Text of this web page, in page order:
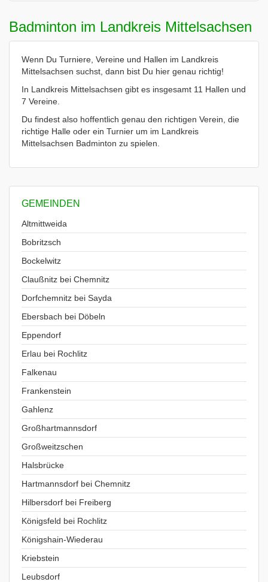
Badminton im Landkreis Mittelsachsen
Wenn Du Turniere, Vereine und Hallen im Landkreis
Mittelsachsen suchst, dann bist Du hier genau richtig!
In Landkreis Mittelsachsen gibt es insgesamt 11 Hallen und
7 Vereine.
Du findest also hoffentlich genau den richtigen Verein, die
richtige Halle oder ein Turnier um im Landkreis
Mittelsachsen Badminton zu spielen.
GEMEINDEN
Altmittweida
Bobritzsch
Bockelwitz
Claußnitz bei Chemnitz
Dorfchemnitz bei Sayda
Ebersbach bei Döbeln
Eppendorf
Erlau bei Rochlitz
Falkenau
Frankenstein
Gahlenz
Großhartmannsdorf
Großweitzschen
Halsbrücke
Hartmannsdorf bei Chemnitz
Hilbersdorf bei Freiberg
Königsfeld bei Rochlitz
Königshain-Wiederau
Kriebstein
Leubsdorf